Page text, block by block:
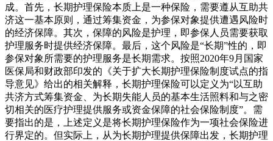
成。首先，长期护理保险本质上是一种保险，需要遵从互助共
济这一基本原则，通过筹集资金，为参保对象提供遭遇风险时
的经济保障。其次，保障的风险是护理，即参保人员需要获取
护理服务时提供经济保障。最后，这个风险是“长期”性的，即
参保对象所需要的护理服务是长期需求。按照2020年9月国家
医保局和财政部印发的《关于扩大长期护理保险制度试点的指
导意见》给出的相关解释，长期护理保险可以定义为“以互助
共济方式筹集资金、为长期失能人员的基本生活照料和与之密
切相关的医疗护理提供服务或资金保障的社会保险制度”。需
要指出的是，上述定义是将长期护理保险作为一项社会保险进
行界定的。但实际上，从为长期护理提供保障出发，长期护理